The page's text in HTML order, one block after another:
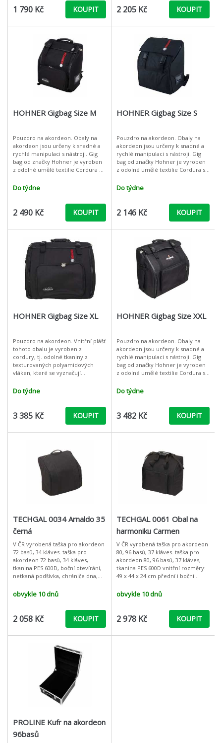
1 790 Kč KOUPIT 2 205 Kč KOUPIT
HOHNER Gigbag Size M
Pouzdro na akordeon. Obaly na
akordeon jsou určeny k snadné a
rychlé manipulaci s nástroji. Gig
bag od značky Hohner je vyroben
z odolné umělé textilie Cordura s
takže i v případě nenadálé
Do týdne
2 490 Kč KOUPIT
HOHNER Gigbag Size S
Pouzdro na akordeon. Obaly na
akordeon jsou určeny k snadné a
rychlé manipulaci s nástroji. Gig
bag od značky Hohner je vyroben
z odolné umělé textilie Cordura s
takže i v případě nenadálé
Do týdne
2 146 Kč KOUPIT
HOHNER Gigbag Size XL
Pouzdro na akordeon. Vnitřní plášť
tohoto obalu je vyroben z
cordury, tj. odolné tkaniny z
texturovaných polyamidových
vláken, které se vyznačují
vůči otěru a jiným mechanickým
rizikům pošk
Do týdne
3 385 Kč KOUPIT
HOHNER Gigbag Size XXL
Pouzdro na akordeon. Obaly na
akordeon jsou určeny k snadné a
rychlé manipulaci s nástroji. Gig
bag od značky Hohner je vyroben
z odolné umělé textilie Cordura s
takže i v případě nenadálé
Do týdne
3 482 Kč KOUPIT
TECHGAL 0034 Arnaldo 35
černá
V ČR vyrobená taška pro akordeon
72 basů, 34 kláves. taška pro
akordeon 72 basů, 34 kláves,
tkanina PES 600D, boční otevírání,
netkaná podšívka, chrániče dna,
díky němuž se dá obal lépe
obvykle 10 dnů
2 058 Kč KOUPIT
TECHGAL 0061 Obal na
harmoniku Carmen
V ČR vyrobená taška pro akordeon
80, 96 basů, 37 kláves. taška pro
akordeon 80, 96 basů, 37 kláves,
tkanina PES 600D vnitřní rozměry:
49 x 44 x 24 cm přední i boční
20 mm pěnový P
obvykle 10 dnů
2 978 Kč KOUPIT
PROLINE Kufr na akordeon
96basů